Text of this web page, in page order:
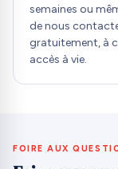
semaines ou
de nous
gratuitement, à
accès à vie.
FOIRE AUX